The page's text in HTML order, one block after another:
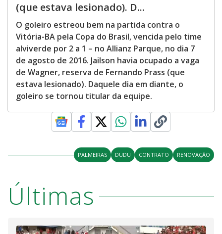
(que estava lesionado). D...
O goleiro estreou bem na partida contra o
Vitória-BA pela Copa do Brasil, vencida pelo time
alviverde por 2 a 1 – no Allianz Parque, no dia 7
de agosto de 2016. Jailson havia ocupado a vaga
de Wagner, reserva de Fernando Prass (que
estava lesionado). Daquele dia em diante, o
goleiro se tornou titular da equipe.
PALMEIRAS DUDU CONTRATO RENOVAÇÃO
Últimas